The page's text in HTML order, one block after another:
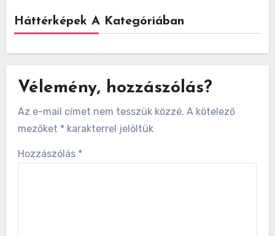
Háttérképek A Kategóriában
Vélemény, hozzászólás?
Az e-mail címet nem tesszük közzé. A kötelező
mezőket * karakterrel jelöltük
Hozzászólás *